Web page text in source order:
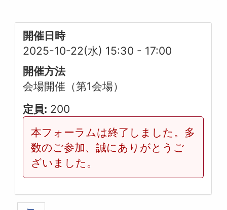
開催日時
2025-10-22(水) 15:30 - 17:00
開催方法
会場開催（第1会場）
定員: 200
本フォーラムは終了しました。多
数のご参加、誠にありがとうご
ざいました。